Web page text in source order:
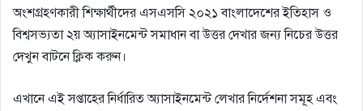
অংশগ্রহণকারী শিক্ষার্থীদের এসএসসি ২০২১ বাংলাদেশের ইতিহাস ও
বিশ্বসভ্যতা ২য় অ্যাসাইনমেন্ট সমাধান বা উত্তর দেখার জন্য নিচের উত্তর
দেখুন বাটনে ক্লিক করুন।
এখানে এই সপ্তাহের নির্ধারিত অ্যাসাইনমেন্ট লেখার নির্দেশনা সমূহ এবং